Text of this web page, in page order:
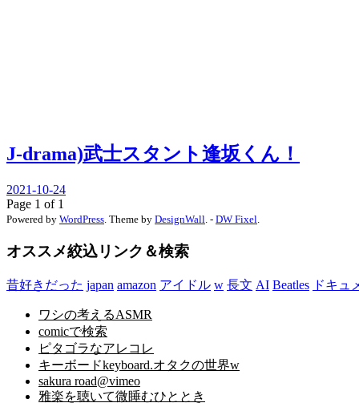
J-drama)武士スタント逢坂くん！
2021-10-24
Page 1 of 1
Powered by WordPress. Theme by DesignWall. - DW Fixel.
オススメ絞込リンク＆検索
昔好きだった japan amazon アイドル w 長文 AI Beatles ドキュ
ワシの考えるASMR
comicで検索
ピタゴラなアレコレ
キーボードkeyboard.オタクの世界w
sakura road@vimeo
雅楽を聴いて微睡むひととき